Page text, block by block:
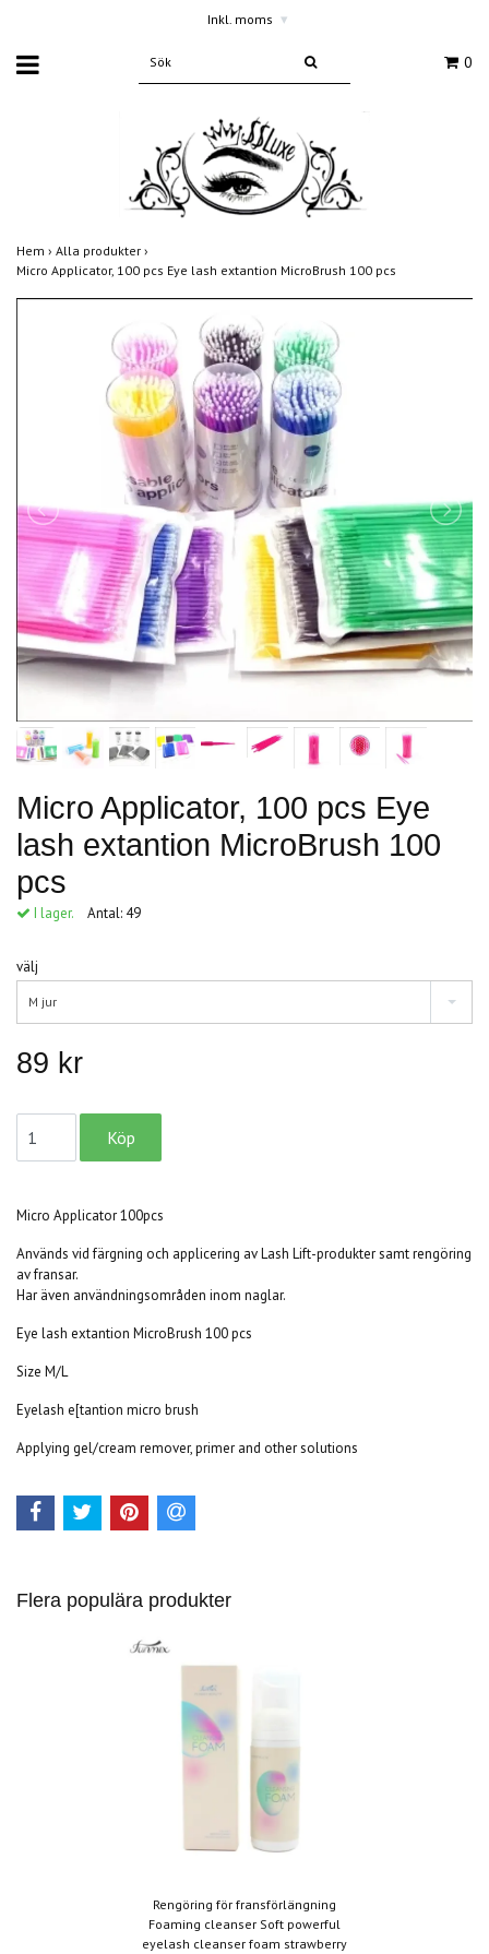
Inkl. moms ▾
0
Hem › Alla produkter ›
Micro Applicator, 100 pcs Eye lash extantion MicroBrush 100 pcs
Micro Applicator, 100 pcs Eye
lash extantion MicroBrush 100
pcs
I lager. Antal: 49
välj
M jur
89 kr
Micro Applicator 100pcs
Används vid färgning och applicering av Lash Lift-produkter samt rengöring
av fransar.
Har även användningsområden inom naglar.
Eye lash extantion MicroBrush 100 pcs
Size M/L
Eyelash e[tantion micro brush
Applying gel/cream remover, primer and other solutions
Flera populära produkter
Rengöring för fransförlängning
Foaming cleanser Soft powerful
eyelash cleanser foam strawberry